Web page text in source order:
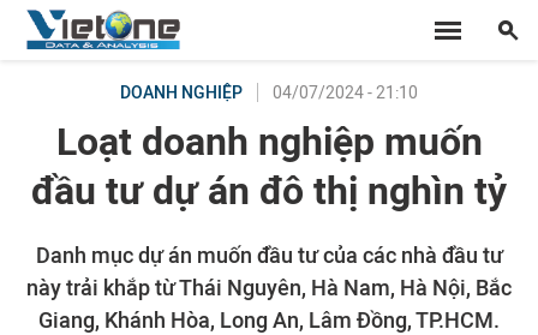
DOANH NGHIỆP 04/07/2024 - 21:10
Loạt doanh nghiệp muốn
đầu tư dự án đô thị nghìn tỷ
Danh mục dự án muốn đầu tư của các nhà đầu tư
này trải khắp từ Thái Nguyên, Hà Nam, Hà Nội, Bắc
Giang, Khánh Hòa, Long An, Lâm Đồng, TP.HCM.